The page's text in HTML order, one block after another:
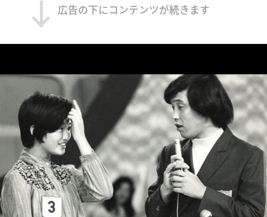
広告の下にコンテンツが続きます